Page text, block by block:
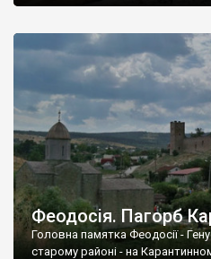
Феодосія. Пагорб
Головна памятка Феодосії -
старому районі - на